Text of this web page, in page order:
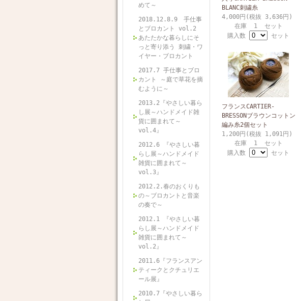
めて～
2018.12.8.9 手仕事
とブロカント vol.2
あたたかな暮らしにそ
っと寄り添う 刺繍・ワ
イヤー・ブロカント
2017.7 手仕事とブロ
カント ～庭で草花を摘
むように～
2013.2『やさしい暮ら
し展～ハンドメイド雑
貨に囲まれて～
vol.4』
2012.6 『やさしい暮
らし展～ハンドメイド
雑貨に囲まれて～
vol.3』
2012.2.春のおくりも
の～ブロカントと音楽
の奏で～
2012.1 『やさしい暮
らし展～ハンドメイド
雑貨に囲まれて～
vol.2』
2011.6『フランスアン
ティークとクチュリエ
ール展』
2010.7『やさしい暮ら
BLANC刺繍糸
4,000円(税抜 3,636円)
在庫 1 セット
購入数
セット
フランスCARTIER-
BRESSONブラウンコットン
編み糸2個セット
1,200円(税抜 1,091円)
在庫 1 セット
購入数
セット